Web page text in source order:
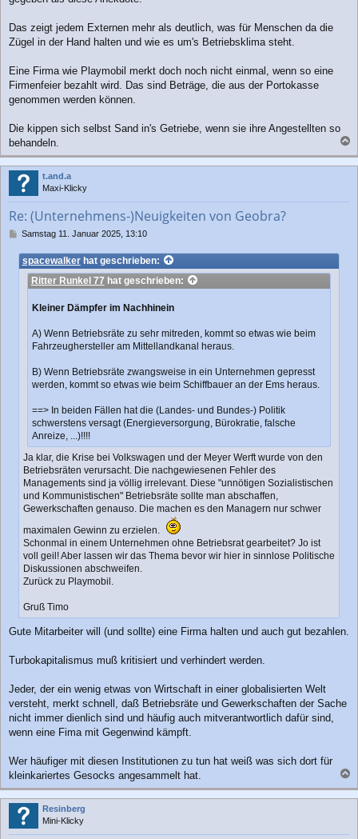
Das zeigt jedem Externen mehr als deutlich, was für Menschen da die
Zügel in der Hand halten und wie es um's Betriebsklima steht.
Eine Firma wie Playmobil merkt doch noch nicht einmal, wenn so eine
Firmenfeier bezahlt wird. Das sind Beträge, die aus der Portokasse
genommen werden können.
Die kippen sich selbst Sand in's Getriebe, wenn sie ihre Angestellten so
behandeln.
a
c
t.and.a
Maxi-Klicky
Re: (Unternehmens-)Neuigkeiten von Geobra?
B
i
t
Samstag 11. Januar 2025, 13:10
spacewalkerhat geschrieben:
Ritter Runkel 77 hat geschrieben:
Kleiner Dämpfer im Nachhinein
A) Wenn Betriebsräte zu sehr mitreden, kommt so etwas wie beim
Fahrzeughersteller am Mittellandkanal heraus.
B) Wenn Betriebsräte zwangsweise in ein Unternehmen gepresst
werden, kommt so etwas wie beim Schiffbauer an der Ems heraus.
==> In beiden Fällen hat die (Landes- und Bundes-) Politik
schwerstens versagt (Energieversorgung, Bürokratie, falsche
Anreize, ...)!!!!
Ja klar, die Krise bei Volkswagen und der Meyer Werft wurde von den
Betriebsräten verursacht. Die nachgewiesenen Fehler des
Managements sind ja völlig irrelevant. Diese "unnötigen Sozialistischen
und Kommunistischen" Betriebsräte sollte man abschaffen,
Gewerkschaften genauso. Die machen es den Managern nur schwer
maximalen Gewinn zu erzielen.
Schonmal in einem Unternehmen ohne Betriebsrat gearbeitet? Jo ist
voll geil! Aber lassen wir das Thema bevor wir hier in sinnlose Politische
Diskussionen abschweifen.
Zurück zu Playmobil.
Gruß Timo
Gute Mitarbeiter will (und sollte) eine Firma halten und auch gut bezahlen.
Turbokapitalismus muß kritisiert und verhindert werden.
Jeder, der ein wenig etwas von Wirtschaft in einer globalisierten Welt
versteht, merkt schnell, daß Betriebsräte und Gewerkschaften der Sache
nicht immer dienlich sind und häufig auch mitverantwortlich dafür sind,
wenn eine Fima mit Gegenwind kämpft.
Wer häufiger mit diesen Institutionen zu tun hat weiß was sich dort für
kleinkariertes Gesocks angesammelt hat.
a
c
Resinberg
Mini-Klicky